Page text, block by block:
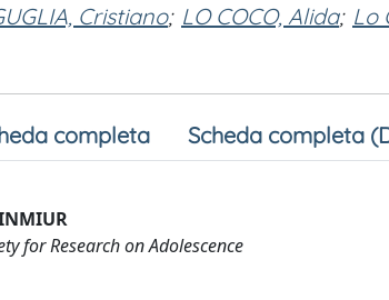
Cristiano; LO COCO, Alida; Lo
completa Scheda completa
for Research on Adolescence